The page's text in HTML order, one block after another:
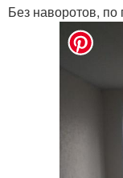
Без наворотов,